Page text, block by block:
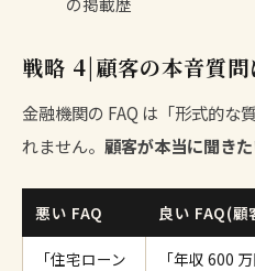
戦略 4|顧客の本音質問
金融機関の FAQ は「形式的な
れません。 顧客が本当に聞き
悪い FAQ 良い FAQ(顧
「住宅ローン
「年収 600